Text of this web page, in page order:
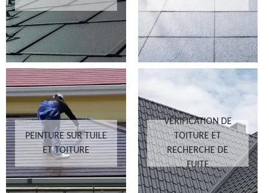
PEINTURE SUR TUILE
ET TOITURE
VÉRIFICATION DE
TOITURE ET
RECHERCHE DE
FUITE